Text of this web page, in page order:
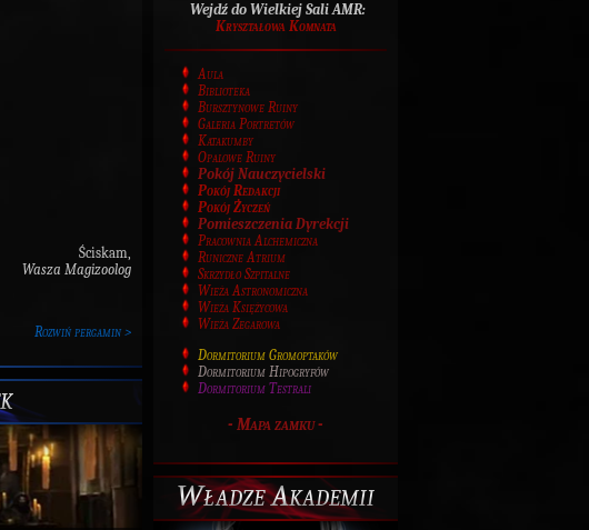
Ściskam,
Wasza Magizoolog
Rozwiń pergamin >
Wejdź do Wielkiej Sali AMR:
Kryształowa Komnata
Aula
Biblioteka
Bursztynowe Ruiny
Galeria Portretów
Katakumby
Opalowe Ruiny
Pokój Nauczycielski
Pokój Redakcji
Pokój Życzeń
Pomieszczenia Dyrekcji
Pracownia Alchemiczna
Runiczne Atrium
Skrzydło Szpitalne
Wieża Astronomiczna
Wieża Księżycowa
Wieża Zegarowa
Dormitorium Gromoptaków
Dormitorium Hipogryfów
Dormitorium Testrali
- Mapa zamku-
Władze Akademii